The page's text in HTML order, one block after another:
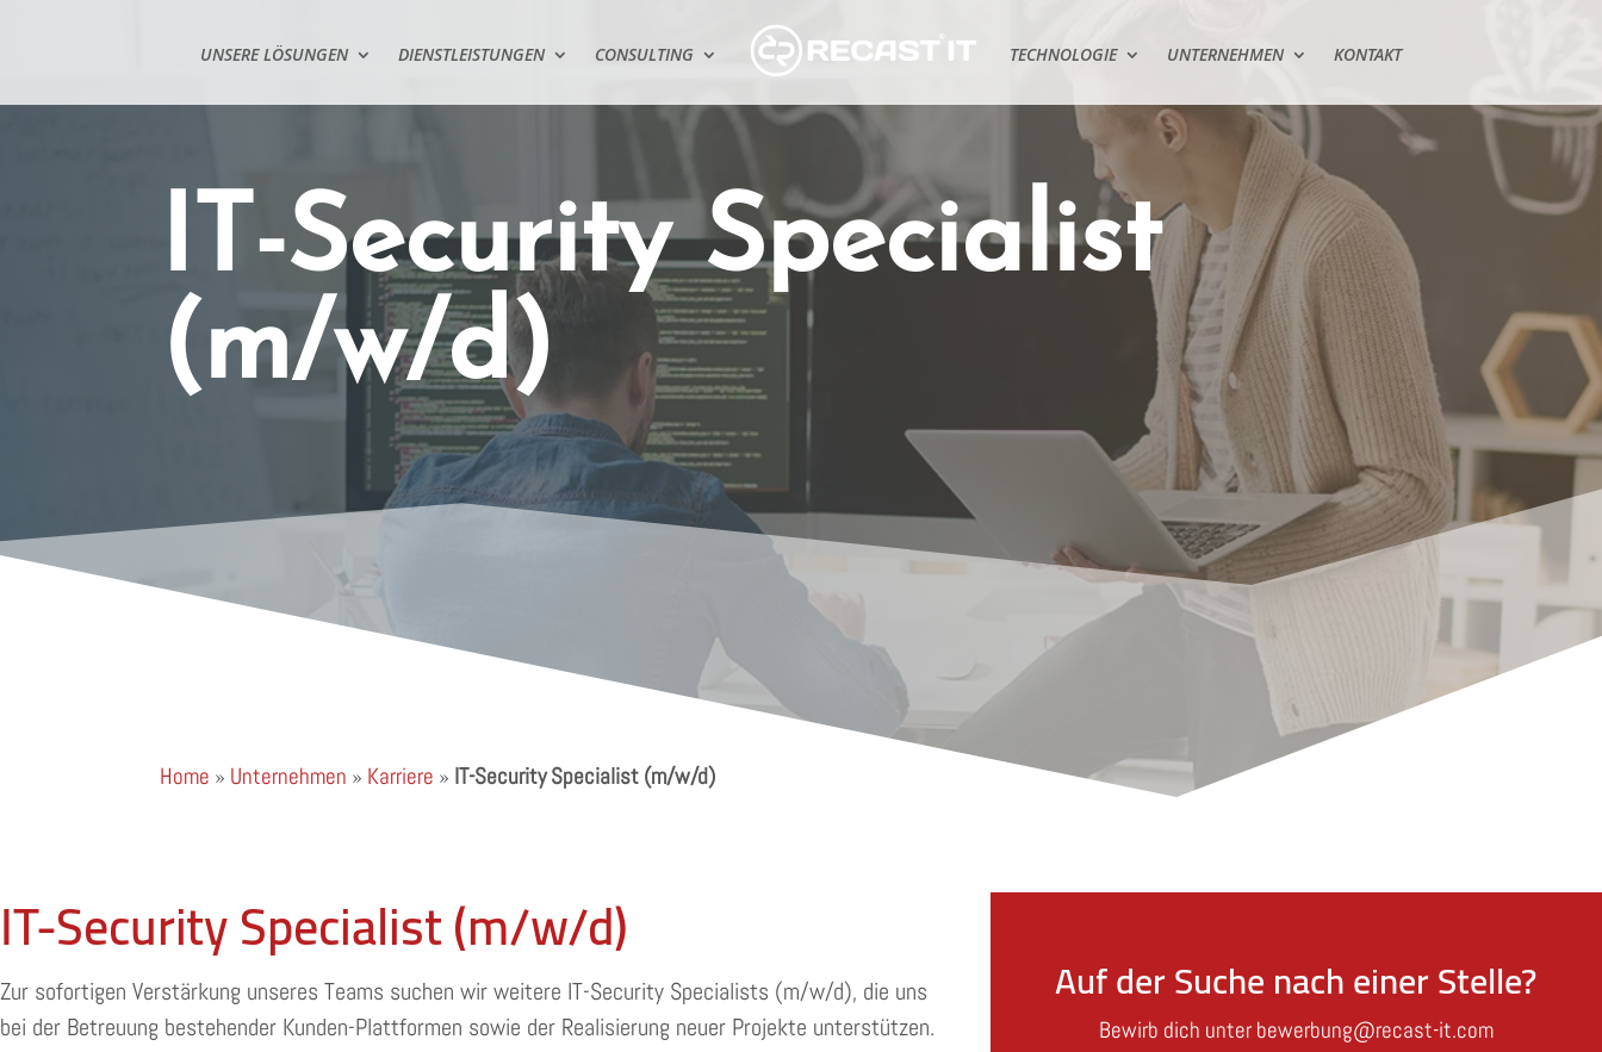
UNSERE LÖSUNGEN DIENSTLEISTUNGEN CONSULTING TECHNOLOGIE UNTERNEHMEN KONTAKT
IT-Security Specialist
(m/w/d)
Home » Unternehmen » Karriere » IT-Security Specialist (m/w/d)
IT-Security Specialist (m/w/d)
Zur sofortigen Verstärkung unseres Teams suchen wir weitere IT-Security Specialists (m/w/d), die uns
bei der Betreuung bestehender Kunden-Plattformen sowie der Realisierung neuer Projekte unterstützen.
Auf der Suche nach einer Stelle?
Bewirb dich unter bewerbung@recast-it.com